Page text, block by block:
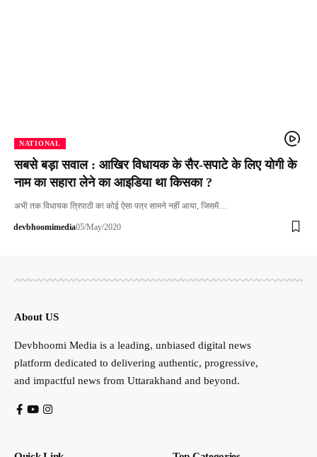
NATIONAL
सबसे बड़ा सवाल : आखिर विधायक के सैर-सपाटे के लिए योगी के
नाम का सहारा लेने का आइडिया था किसका ?
अभी तक विधायक त्रिपाठी का कोई ऐसा पत्र सामने नहीं आया, जिसमें…
devbhoomimedia05/May/2020
About US
Devbhoomi Media is a leading, unbiased digital news
platform dedicated to delivering authentic, progressive,
and impactful news from Uttarakhand and beyond.